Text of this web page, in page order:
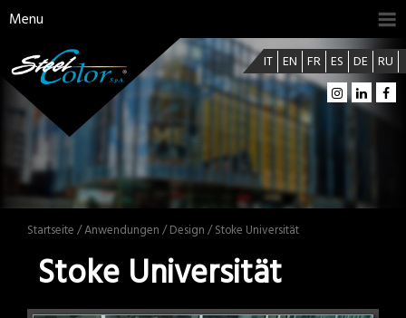
Menu
IT EN FR ES DE RU
Startseite /Anwendungen /Design / Stoke Universität
Stoke Universität